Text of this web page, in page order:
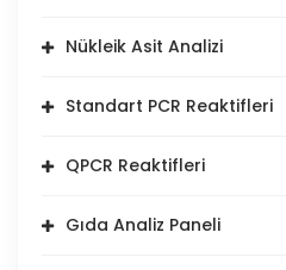
Nükleik Asit Analizi
Standart PCR Reaktifleri
QPCR Reaktifleri
Gıda Analiz Paneli